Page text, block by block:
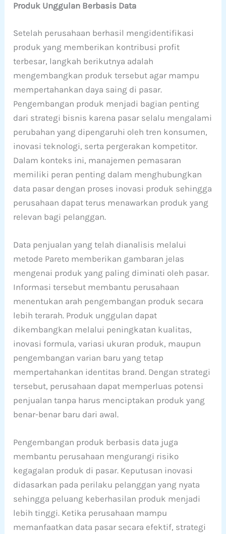
Produk Unggulan Berbasis Data
Setelah perusahaan berhasil mengidentifikasi
produk yang memberikan kontribusi profit
terbesar, langkah berikutnya adalah
mengembangkan produk tersebut agar mampu
mempertahankan daya saing di pasar.
Pengembangan produk menjadi bagian penting
dari strategi bisnis karena pasar selalu mengalami
perubahan yang dipengaruhi oleh tren konsumen,
inovasi teknologi, serta pergerakan kompetitor.
Dalam konteks ini, manajemen pemasaran
memiliki peran penting dalam menghubungkan
data pasar dengan proses inovasi produk sehingga
perusahaan dapat terus menawarkan produk yang
relevan bagi pelanggan.
Data penjualan yang telah dianalisis melalui
metode Pareto memberikan gambaran jelas
mengenai produk yang paling diminati oleh pasar.
Informasi tersebut membantu perusahaan
menentukan arah pengembangan produk secara
lebih terarah. Produk unggulan dapat
dikembangkan melalui peningkatan kualitas,
inovasi formula, variasi ukuran produk, maupun
pengembangan varian baru yang tetap
mempertahankan identitas brand. Dengan strategi
tersebut, perusahaan dapat memperluas potensi
penjualan tanpa harus menciptakan produk yang
benar-benar baru dari awal.
Pengembangan produk berbasis data juga
membantu perusahaan mengurangi risiko
kegagalan produk di pasar. Keputusan inovasi
didasarkan pada perilaku pelanggan yang nyata
sehingga peluang keberhasilan produk menjadi
lebih tinggi. Ketika perusahaan mampu
memanfaatkan data pasar secara efektif, strategi